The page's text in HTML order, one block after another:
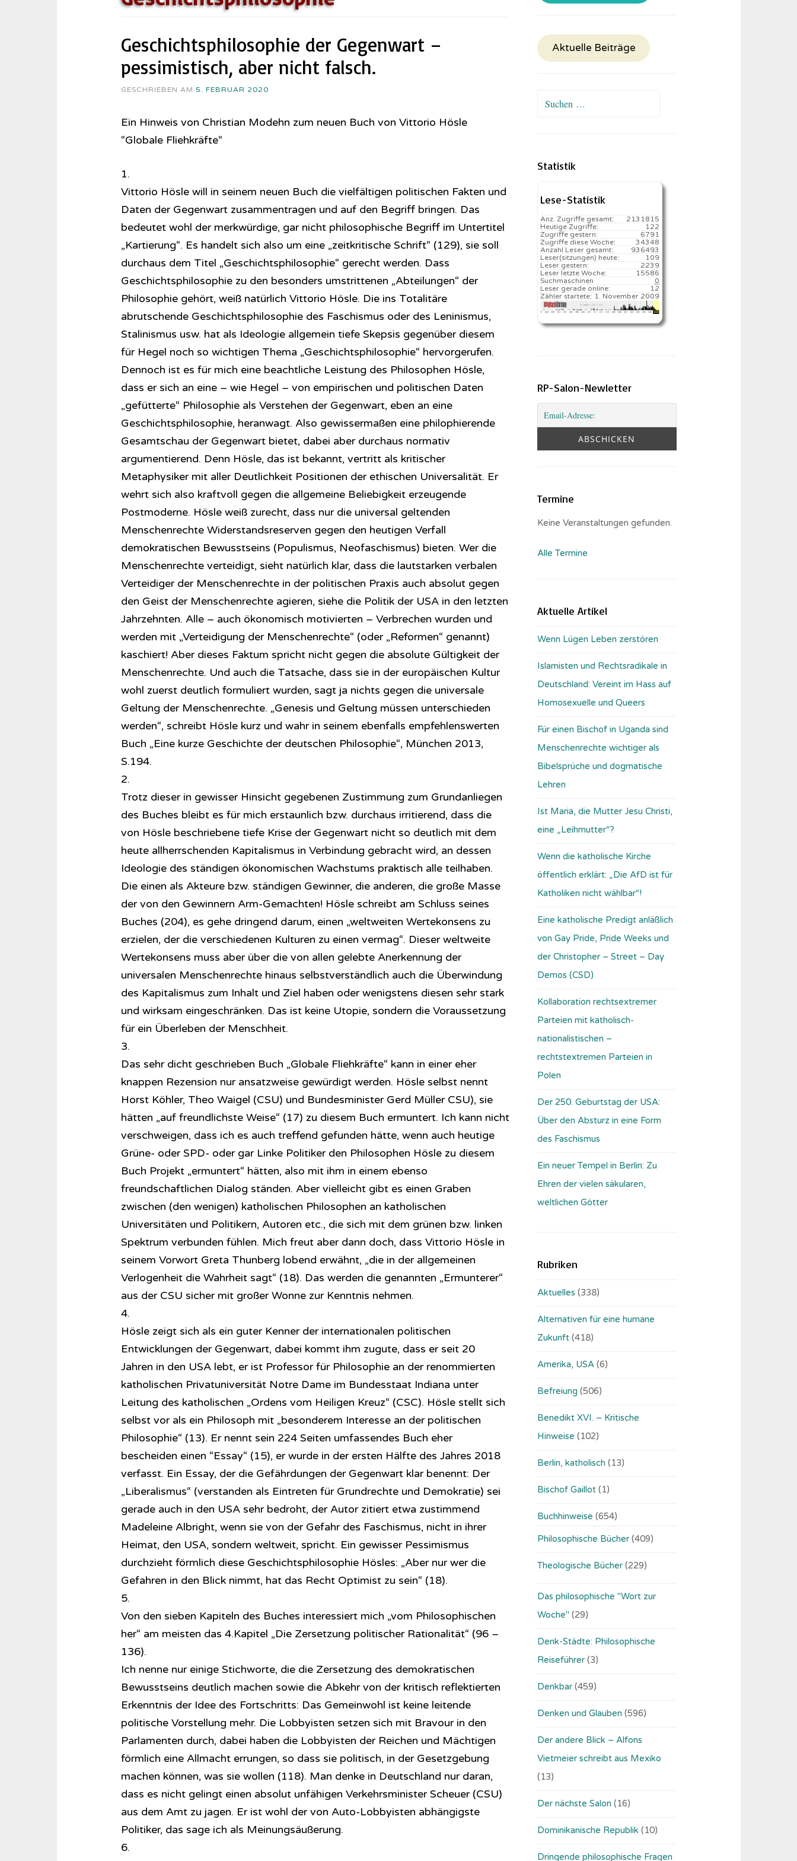
Geschichtsphilosophie der Gegenwart –
pessimistisch, aber nicht falsch.
GESCHRIEBEN AM 5. FEBRUAR 2020
Ein Hinweis von Christian Modehn zum neuen Buch von Vittorio Hösle
“Globale Fliehkräfte“
1.
Vittorio Hösle will in seinem neuen Buch die vielfältigen politischen Fakten und
Daten der Gegenwart zusammentragen und auf den Begriff bringen. Das
bedeutet wohl der merkwürdige, gar nicht philosophische Begriff im Untertitel
„Kartierung“. Es handelt sich also um eine „zeitkritische Schrift“ (129), sie soll
durchaus dem Titel „Geschichtsphilosophie“ gerecht werden. Dass
Geschichtsphilosophie zu den besonders umstrittenen „Abteilungen“ der
Philosophie gehört, weiß natürlich Vittorio Hösle. Die ins Totalitäre
abrutschende Geschichtsphilosophie des Faschismus oder des Leninismus,
Stalinismus usw. hat als Ideologie allgemein tiefe Skepsis gegenüber diesem
für Hegel noch so wichtigen Thema „Geschichtsphilosophie“ hervorgerufen.
Dennoch ist es für mich eine beachtliche Leistung des Philosophen Hösle,
dass er sich an eine – wie Hegel – von empirischen und politischen Daten
„gefütterte“ Philosophie als Verstehen der Gegenwart, eben an eine
Geschichtsphilosophie, heranwagt. Also gewissermaßen eine philophierende
Gesamtschau der Gegenwart bietet, dabei aber durchaus normativ
argumentierend. Denn Hösle, das ist bekannt, vertritt als kritischer
Metaphysiker mit aller Deutlichkeit Positionen der ethischen Universalität. Er
wehrt sich also kraftvoll gegen die allgemeine Beliebigkeit erzeugende
Postmoderne. Hösle weiß zurecht, dass nur die universal geltenden
Menschenrechte Widerstandsreserven gegen den heutigen Verfall
demokratischen Bewusstseins (Populismus, Neofaschismus) bieten. Wer die
Menschenrechte verteidigt, sieht natürlich klar, dass die lautstarken verbalen
Verteidiger der Menschenrechte in der politischen Praxis auch absolut gegen
den Geist der Menschenrechte agieren, siehe die Politik der USA in den letzten
Jahrzehnten. Alle – auch ökonomisch motivierten – Verbrechen wurden und
werden mit „Verteidigung der Menschenrechte“ (oder „Reformen“ genannt)
kaschiert! Aber dieses Faktum spricht nicht gegen die absolute Gültigkeit der
Menschenrechte. Und auch die Tatsache, dass sie in der europäischen Kultur
wohl zuerst deutlich formuliert wurden, sagt ja nichts gegen die universale
Geltung der Menschenrechte. „Genesis und Geltung müssen unterschieden
werden“, schreibt Hösle kurz und wahr in seinem ebenfalls empfehlenswerten
Buch „Eine kurze Geschichte der deutschen Philosophie“, München 2013,
S.194.
2.
Trotz dieser in gewisser Hinsicht gegebenen Zustimmung zum Grundanliegen
des Buches bleibt es für mich erstaunlich bzw. durchaus irritierend, dass die
von Hösle beschriebene tiefe Krise der Gegenwart nicht so deutlich mit dem
heute allherrschenden Kapitalismus in Verbindung gebracht wird, an dessen
Ideologie des ständigen ökonomischen Wachstums praktisch alle teilhaben.
Die einen als Akteure bzw. ständigen Gewinner, die anderen, die große Masse
der von den Gewinnern Arm-Gemachten! Hösle schreibt am Schluss seines
Buches (204), es gehe dringend darum, einen „weltweiten Wertekonsens zu
erzielen, der die verschiedenen Kulturen zu einen vermag“. Dieser weltweite
Wertekonsens muss aber über die von allen gelebte Anerkennung der
universalen Menschenrechte hinaus selbstverständlich auch die Überwindung
des Kapitalismus zum Inhalt und Ziel haben oder wenigstens diesen sehr stark
und wirksam eingeschränken. Das ist keine Utopie, sondern die Voraussetzung
für ein Überleben der Menschheit.
3.
Das sehr dicht geschrieben Buch „Globale Fliehkräfte“ kann in einer eher
knappen Rezension nur ansatzweise gewürdigt werden. Hösle selbst nennt
Horst Köhler, Theo Waigel (CSU) und Bundesminister Gerd Müller CSU), sie
hätten „auf freundlichste Weise“ (17) zu diesem Buch ermuntert. Ich kann nicht
verschweigen, dass ich es auch treffend gefunden hätte, wenn auch heutige
Grüne- oder SPD- oder gar Linke Politiker den Philosophen Hösle zu diesem
Buch Projekt „ermuntert“ hätten, also mit ihm in einem ebenso
freundschaftlichen Dialog ständen. Aber vielleicht gibt es einen Graben
zwischen (den wenigen) katholischen Philosophen an katholischen
Universitäten und Politikern, Autoren etc., die sich mit dem grünen bzw. linken
Spektrum verbunden fühlen. Mich freut aber dann doch, dass Vittorio Hösle in
seinem Vorwort Greta Thunberg lobend erwähnt, „die in der allgemeinen
Verlogenheit die Wahrheit sagt“ (18). Das werden die genannten „Ermunterer“
aus der CSU sicher mit großer Wonne zur Kenntnis nehmen.
4.
Hösle zeigt sich als ein guter Kenner der internationalen politischen
Entwicklungen der Gegenwart, dabei kommt ihm zugute, dass er seit 20
Jahren in den USA lebt, er ist Professor für Philosophie an der renommierten
katholischen Privatuniversität Notre Dame im Bundesstaat Indiana unter
Leitung des katholischen „Ordens vom Heiligen Kreuz“ (CSC). Hösle stellt sich
selbst vor als ein Philosoph mit „besonderem Interesse an der politischen
Philosophie“ (13). Er nennt sein 224 Seiten umfassendes Buch eher
bescheiden einen “Essay“ (15), er wurde in der ersten Hälfte des Jahres 2018
verfasst. Ein Essay, der die Gefährdungen der Gegenwart klar benennt: Der
„Liberalismus“ (verstanden als Eintreten für Grundrechte und Demokratie) sei
gerade auch in den USA sehr bedroht, der Autor zitiert etwa zustimmend
Madeleine Albright, wenn sie von der Gefahr des Faschismus, nicht in ihrer
Heimat, den USA, sondern weltweit, spricht. Ein gewisser Pessimismus
durchzieht förmlich diese Geschichtsphilosophie Hösles: „Aber nur wer die
Gefahren in den Blick nimmt, hat das Recht Optimist zu sein“ (18).
5.
Von den sieben Kapiteln des Buches interessiert mich „vom Philosophischen
her“ am meisten das 4.Kapitel „Die Zersetzung politischer Rationalität“ (96 –
136).
Ich nenne nur einige Stichworte, die die Zersetzung des demokratischen
Bewusstseins deutlich machen sowie die Abkehr von der kritisch reflektierten
Erkenntnis der Idee des Fortschritts: Das Gemeinwohl ist keine leitende
politische Vorstellung mehr. Die Lobbyisten setzen sich mit Bravour in den
Parlamenten durch, dabei haben die Lobbyisten der Reichen und Mächtigen
förmlich eine Allmacht errungen, so dass sie politisch, in der Gesetzgebung
machen können, was sie wollen (118). Man denke in Deutschland nur daran,
dass es nicht gelingt einen absolut unfähigen Verkehrsminister Scheuer (CSU)
aus dem Amt zu jagen. Er ist wohl der von Auto-Lobbyisten abhängigste
Politiker, das sage ich als Meinungsäußerung.
6.
Aktuelle Beiträge
Suchen
Statistik
Lese-Statistik
2131815
Anz. Zugriffe gesamt:
122
Heutige Zugriffe:
6791
Zugriffe gestern:
34348
Zugriffe diese Woche:
936493
Anzahl Leser gesamt:
109️
Leser(sitzungen) heute:
2239
Leser gestern:
15586️
Leser letzte Woche:
0
Suchmaschinen
12
Leser gerade online:
1. November 2009
Zähler startete:
RP-Salon-Newletter
Termine
Keine Veranstaltungen gefunden.
Alle Termine
Aktuelle Artikel
Wenn Lügen Leben zerstören
Islamisten und Rechtsradikale in
Deutschland: Vereint im Hass auf
Homosexuelle und Queers
Für einen Bischof in Uganda sind
Menschenrechte wichtiger als
Bibelsprüche und dogmatische
Lehren
Ist Maria, die Mutter Jesu Christi,
eine „Leihmutter“?
Wenn die katholische Kirche
öffentlich erklärt: „Die AfD ist für
Katholiken nicht wählbar“!
Eine katholische Predigt anläßlich
von Gay Pride, Pride Weeks und
der Christopher – Street – Day
Demos (CSD)
Kollaboration rechtsextremer
Parteien mit katholisch-
nationalistischen –
rechtstextremen Parteien in
Polen
Der 250. Geburtstag der USA:
Über den Absturz in eine Form
des Faschismus
Ein neuer Tempel in Berlin: Zu
Ehren der vielen säkularen,
weltlichen Götter
Rubriken
Aktuelles (338)
Alternativen für eine humane
Zukunft (418)
Amerika, USA (6)
Befreiung (506)
Benedikt XVI. – Kritische
Hinweise (102)
Berlin, katholisch (13)
Bischof Gaillot (1)
Buchhinweise (654)
Philosophische Bücher (409)
Theologische Bücher (229)
Das philosophische "Wort zur
Woche" (29)
Denk-Städte: Philosophische
Reiseführer (3)
Denkbar (459)
Denken und Glauben (596)
Der andere Blick – Alfons
Vietmeier schreibt aus Mexiko
(13)
Der nächste Salon (16)
Dominikanische Republik (10)
Dringende philosophische Fragen